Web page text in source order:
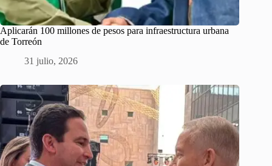
Aplicarán 100 millones de pesos para infraestructura urbana
de Torreón
31 julio, 2026